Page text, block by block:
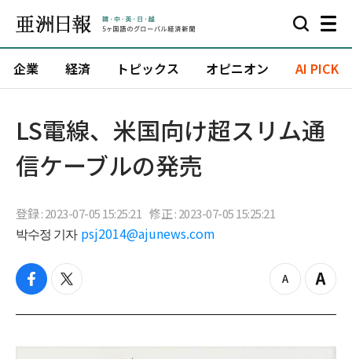
企業 経済 トピックス オピニオン AI PICK
LS電線、米国向け超スリム通
信ケーブルの発売
登録 : 2023-07-05 15:25:21 修正 : 2023-07-05 15:25:21
박수정 기자 psj2014@ajunews.com
f
c
b
t
i
t
z
o
o
Z
o
i